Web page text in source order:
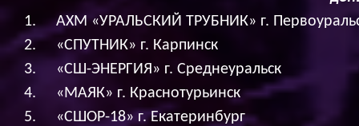
АХМ «УРАЛЬСКИЙ ТРУБНИК» г.
«СПУТНИК» г. Карпинск
«СШ-ЭНЕРГИЯ» г. Среднеуральск
«МАЯК» г. Краснотурьинск
«СШОР-18» г. Екатеринбург